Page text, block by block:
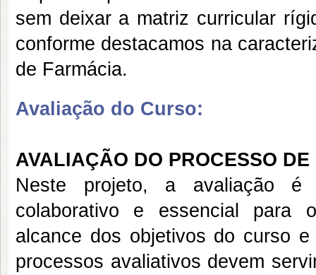
sem deixar a matriz curricular
conforme destacamos na
de Farmácia.
Avaliação do Curso:
AVALIAÇÃO DO PROCESSO
Neste projeto, a avaliação é
colaborativo e essencial para
alcance dos objetivos do curso
processos avaliativos devem